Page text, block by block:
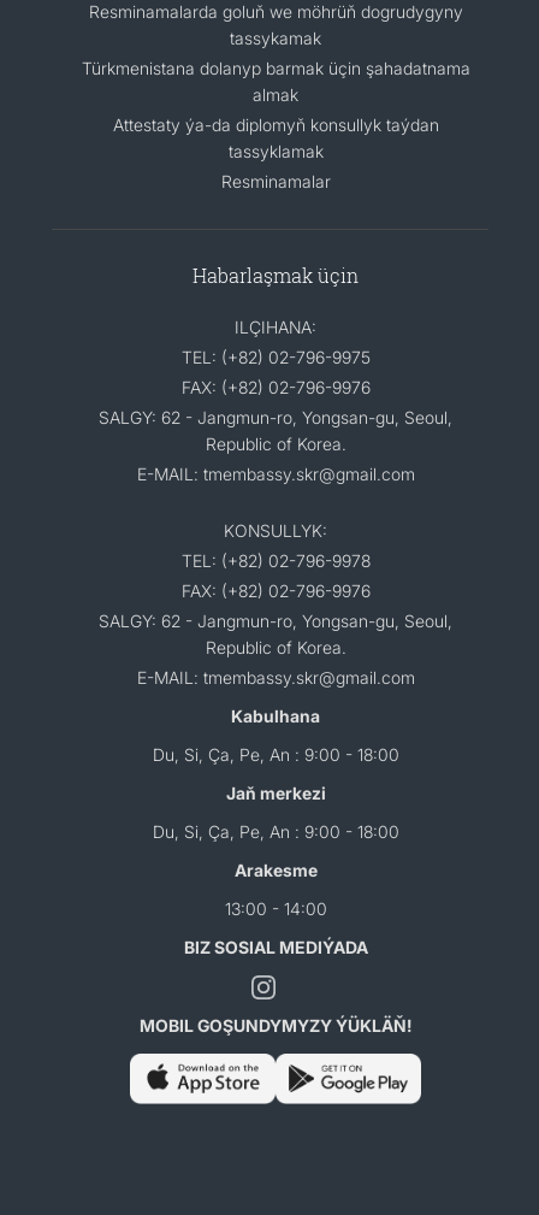
Resminamalarda goluň we möhrüň dogrudygyny
tassykamak
Türkmenistana dolanyp barmak üçin şahadatnama
almak
Attestaty ýa-da diplomyň konsullyk taýdan
tassyklamak
Resminamalar
Habarlaşmak üçin
ILÇIHANA:
TEL: (+82) 02-796-9975
FAX: (+82) 02-796-9976
SALGY: 62 - Jangmun-ro, Yongsan-gu, Seoul,
Republic of Korea.
E-MAIL: tmembassy.skr@gmail.com
KONSULLYK:
TEL: (+82) 02-796-9978
FAX: (+82) 02-796-9976
SALGY: 62 - Jangmun-ro, Yongsan-gu, Seoul,
Republic of Korea.
E-MAIL: tmembassy.skr@gmail.com
Kabulhana
Du, Si, Ça, Pe, An : 9:00 - 18:00
Jaň merkezi
Du, Si, Ça, Pe, An : 9:00 - 18:00
Arakesme
13:00 - 14:00
BIZ SOSIAL MEDIÝADA
MOBIL GOŞUNDYMYZY ÝÜKLÄŇ!